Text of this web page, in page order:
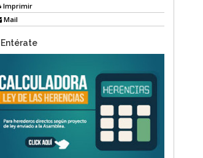
Imprimir
Mail
Entérate